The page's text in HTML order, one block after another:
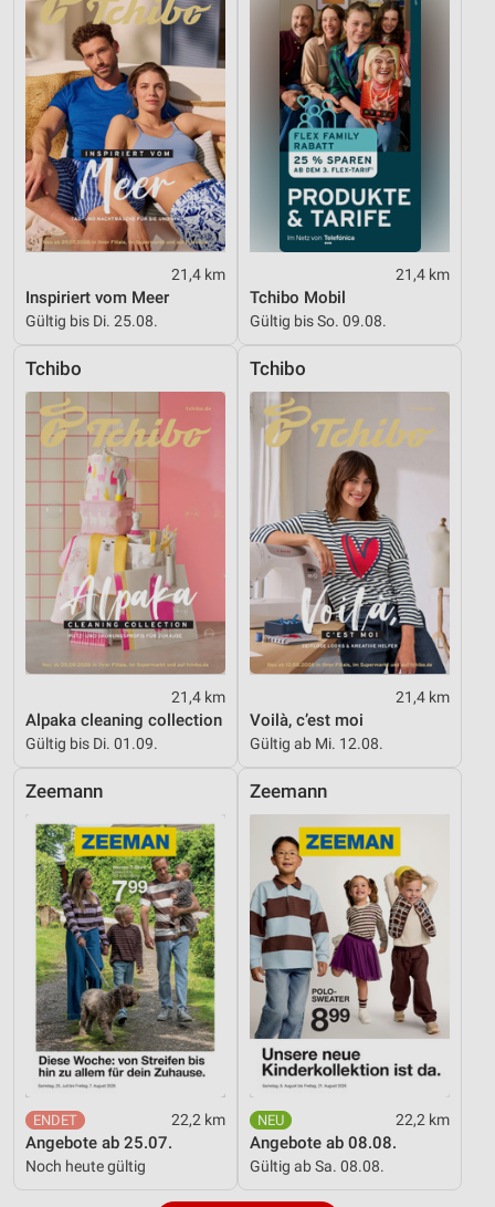
21,4 km
Inspiriert vom Meer
Gültig bis Di. 25.08.
21,4 km
Tchibo Mobil
Gültig bis So. 09.08.
Tchibo
21,4 km
Alpaka cleaning collection
Gültig bis Di. 01.09.
Tchibo
21,4 km
Voilà, c’est moi
Gültig ab Mi. 12.08.
Zeemann
22,2 km
Angebote ab 25.07.
Noch heute gültig
Zeemann
22,2 km
Angebote ab 08.08.
Gültig ab Sa. 08.08.